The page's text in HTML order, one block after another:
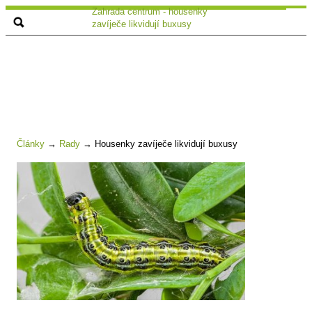
Zahrada centrum - housenky
zavíječe likvidují buxusy
Články → Rady → Housenky zavíječe likvidují buxusy